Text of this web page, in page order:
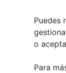
Puedes
o
Para